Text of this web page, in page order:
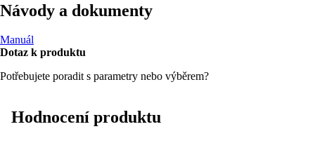
Návody a dokumenty
Manuál
Dotaz k produktu
Potřebujete poradit s parametry nebo výběrem?
Hodnocení produktu